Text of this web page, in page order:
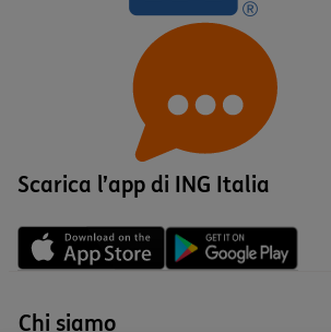
Scarica l’app di ING Italia
Chi siamo